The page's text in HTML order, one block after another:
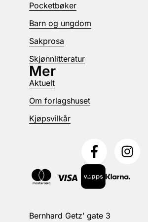
Bernhard Getz’ gate 3
Pocketbøker
Barn og ungdom
Sakprosa
Skjønnlitteratur
Mer
Aktuelt
Om forlagshuset
Kjøpsvilkår